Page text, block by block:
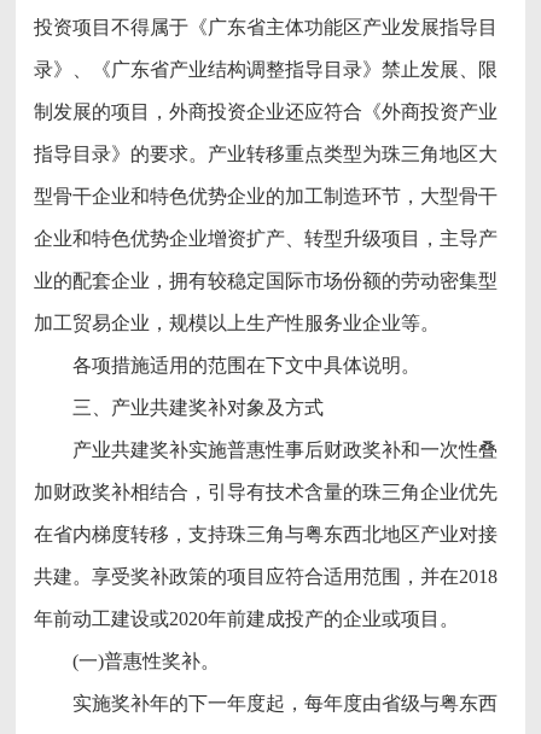
投资项目不得属于《广东省主体功能区产业发展指导目
录》、《广东省产业结构调整指导目录》禁止发展、限
制发展的项目，外商投资企业还应符合《外商投资产业
指导目录》的要求。产业转移重点类型为珠三角地区大
型骨干企业和特色优势企业的加工制造环节，大型骨干
企业和特色优势企业增资扩产、转型升级项目，主导产
业的配套企业，拥有较稳定国际市场份额的劳动密集型
加工贸易企业，规模以上生产性服务业企业等。
各项措施适用的范围在下文中具体说明。
三、产业共建奖补对象及方式
产业共建奖补实施普惠性事后财政奖补和一次性叠
加财政奖补相结合，引导有技术含量的珠三角企业优先
在省内梯度转移，支持珠三角与粤东西北地区产业对接
共建。享受奖补政策的项目应符合适用范围，并在2018
年前动工建设或2020年前建成投产的企业或项目。
(一)普惠性奖补。
实施奖补年的下一年度起，每年度由省级与粤东西